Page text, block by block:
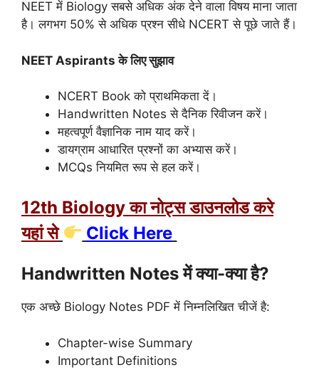
NEET में Biology सबसे अधिक अंक देने वाला विषय माना जाता
है। लगभग 50% से अधिक प्रश्न सीधे NCERT से पूछे जाते हैं।
NEET Aspirants के लिए सुझाव
NCERT Book को प्राथमिकता दें।
Handwritten Notes से दैनिक रिवीजन करें।
महत्वपूर्ण वैज्ञानिक नाम याद करें।
डायग्राम आधारित प्रश्नों का अभ्यास करें।
MCQs नियमित रूप से हल करें।
12th Biology का नोट्स डाउनलोड करे
यहां से
Click Here
Handwritten Notes में क्या-क्या है?
एक अच्छे Biology Notes PDF में निम्नलिखित चीजें है:
Chapter-wise Summary
Important Definitions